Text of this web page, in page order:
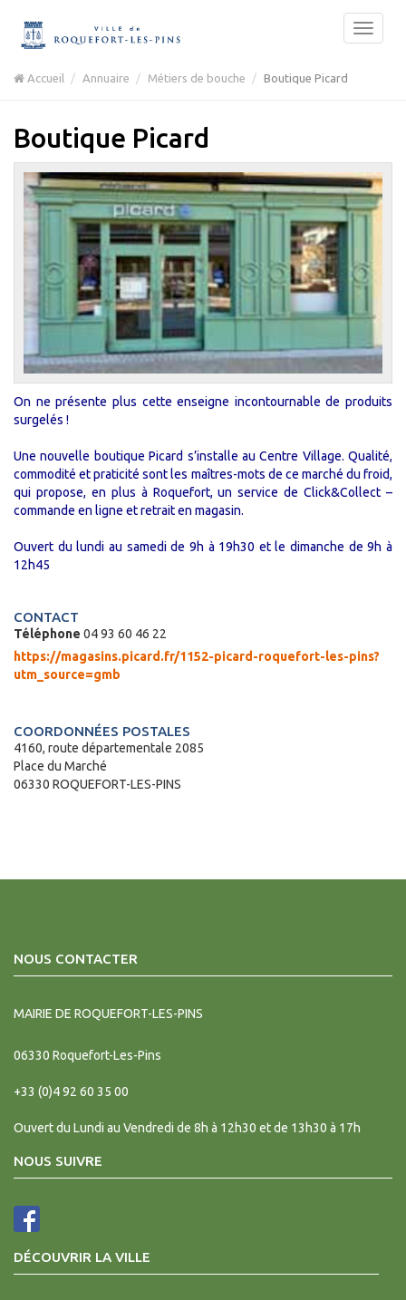
Accueil Annuaire Métiers de bouche Boutique Picard
Boutique Picard
On ne présente plus cette enseigne incontournable de produits
surgelés !
Une nouvelle boutique Picard s’installe au Centre Village. Qualité,
commodité et praticité sont les maîtres-mots de ce marché du froid,
qui propose, en plus à Roquefort, un service de Click&Collect –
commande en ligne et retrait en magasin.
Ouvert du lundi au samedi de 9h à 19h30 et le dimanche de 9h à
12h45
CONTACT
Téléphone 04 93 60 46 22
https://magasins.picard.fr/1152-picard-roquefort-les-pins?
utm_source=gmb
COORDONNÉES POSTALES
4160, route départementale 2085
Place du Marché
06330 ROQUEFORT-LES-PINS
NOUS CONTACTER
MAIRIE DE ROQUEFORT-LES-PINS
06330 Roquefort-Les-Pins
+33 (0)4 92 60 35 00
Ouvert du Lundi au Vendredi de 8h à 12h30 et de 13h30 à 17h
NOUS SUIVRE
DÉCOUVRIR LA VILLE